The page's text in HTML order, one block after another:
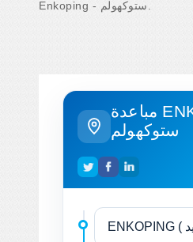
مباعدة ENKOPING -
ستوكهولم